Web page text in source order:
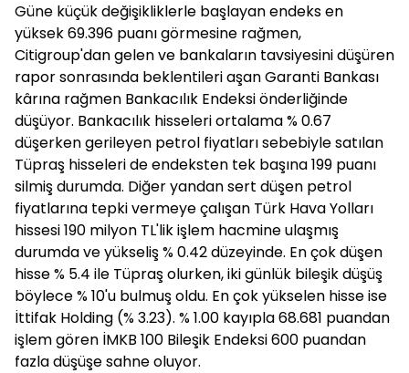
Güne küçük değişikliklerle başlayan endeks en
yüksek 69.396 puanı görmesine rağmen,
Citigroup'dan gelen ve bankaların tavsiyesini düşüren
rapor sonrasında beklentileri aşan Garanti Bankası
kârına rağmen Bankacılık Endeksi önderliğinde
düşüyor. Bankacılık hisseleri ortalama % 0.67
düşerken gerileyen petrol fiyatları sebebiyle satılan
Tüpraş hisseleri de endeksten tek başına 199 puanı
silmiş durumda. Diğer yandan sert düşen petrol
fiyatlarına tepki vermeye çalışan Türk Hava Yolları
hissesi 190 milyon TL'lik işlem hacmine ulaşmış
durumda ve yükseliş % 0.42 düzeyinde. En çok düşen
hisse % 5.4 ile Tüpraş olurken, iki günlük bileşik düşüş
böylece % 10'u bulmuş oldu. En çok yükselen hisse ise
İttifak Holding (% 3.23). % 1.00 kayıpla 68.681 puandan
işlem gören İMKB 100 Bileşik Endeksi 600 puandan
fazla düşüşe sahne oluyor.